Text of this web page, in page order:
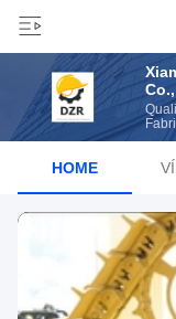
HOME